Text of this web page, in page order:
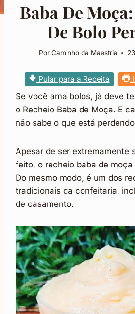
Baba De
De Bolo
Por Caminho da Maestria
Pular para a Receita
Se você ama bolos, já deve
o Recheio Baba de Moça. E
não sabe o que está
Apesar de ser extremamente
feito, o recheio baba de
Do mesmo modo, é um dos
tradicionais da confeitaria,
de casamento.